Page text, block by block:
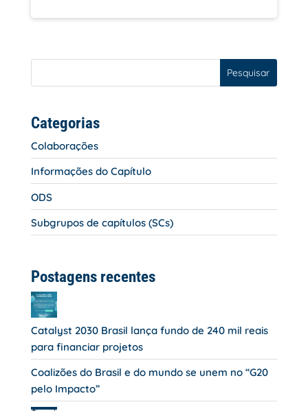
Pesquisar
Categorias
Colaborações
Informações do Capítulo
ODS
Subgrupos de capítulos (SCs)
Postagens recentes
Catalyst 2030 Brasil lança fundo de 240 mil reais
para financiar projetos
Coalizões do Brasil e do mundo se unem no “G20
pelo Impacto”